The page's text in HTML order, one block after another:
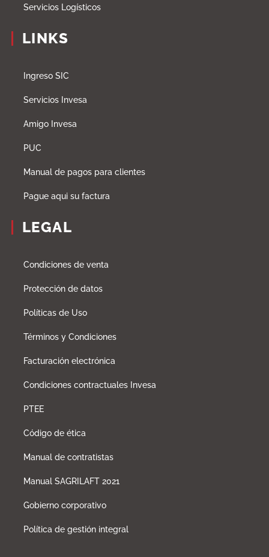
Servicios Logísticos
LINKS
Ingreso SIC
Servicios Invesa
Amigo Invesa
PUC
Manual de pagos para clientes
Pague aqui su factura
LEGAL
Condiciones de venta
Protección de datos
Políticas de Uso
Términos y Condiciones
Facturación electrónica
Condiciones contractuales Invesa
PTEE
Código de ética
Manual de contratistas
Manual SAGRILAFT 2021
Gobierno corporativo
Política de gestión integral